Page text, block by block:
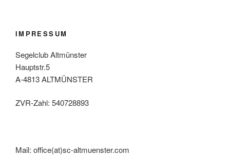
IMPRESSUM
Segelclub Altmünster
Hauptstr.5
A-4813 ALTMÜNSTER
ZVR-Zahl: 540728893
Mail: office(at)sc-altmuenster.com